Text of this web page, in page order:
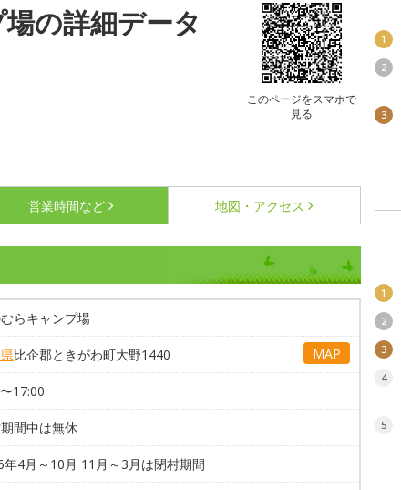
の詳細データ
このページをスマホで
見る
営業時間など 地図・アクセス
らキャンプ場
比企郡ときがわ町大野1440 MAP
17:00
間中は無休
年4月～10月 11月～3月は閉村期間
1
2
3
1
2
3
4
5